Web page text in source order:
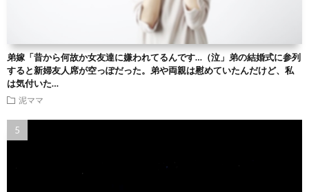
弟嫁「昔から何故か女友達に嫌われてるんです…（泣」弟の結婚式に参列
すると新婦友人席が空っぽだった。弟や両親は慰めていたんだけど、私
は気付いた…
泥ママ